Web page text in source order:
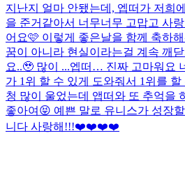
지난지 얼마 안됐는데, 엡떠가 저희
을 준거같아서 너무너무 고맙고 사
어요🩷 이렇게 좋은날을 함께 축하
꿈이 아니라 현실이라는걸 계속 깨
요..🥹 많이 ...엡떠… 진짜 고마워요
가 1위 할 수 있게 도와줘서 1위를
청 많이 울었는데 앱떠와 또 추억을
좋아여😝 예쁜 말로 유니스가 성장
니다 사랑해!!!❤️❤️❤️❤️